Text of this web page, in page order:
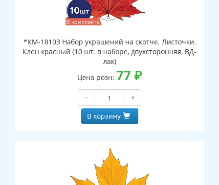
*КМ-18103 Набор украшений на скотче. Листочки.
Клен красный (10 шт. в наборе, двухсторонняя, ВД-
лак)
Цена розн: 77 ₽
−
+
В корзину